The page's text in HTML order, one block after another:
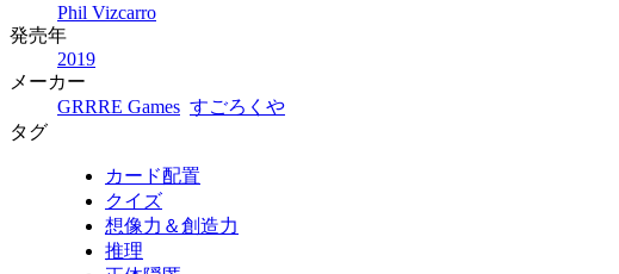
Phil Vizcarro
発売年
2019
メーカー
GRRRE Games すごろくや
タグ
カード配置
クイズ
想像力＆創造力
推理